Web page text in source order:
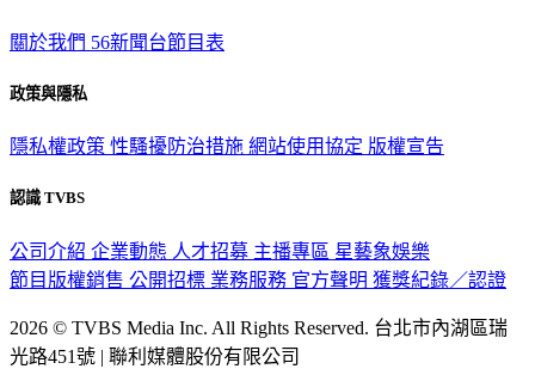
關於我們 56新聞台節目表
政策與隱私
隱私權政策 性騷擾防治措施 網站使用協定 版權宣告
認識 TVBS
公司介紹 企業動態 人才招募 主播專區 星藝象娛樂
節目版權銷售 公開招標 業務服務 官方聲明 獲獎紀錄／認證
2026 © TVBS Media Inc. All Rights Reserved. 台北市內湖區瑞
光路451號 | 聯利媒體股份有限公司